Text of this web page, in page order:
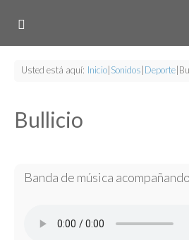
Usted está aquí: Inicio Sonidos Deporte
Bullicio
Banda de música